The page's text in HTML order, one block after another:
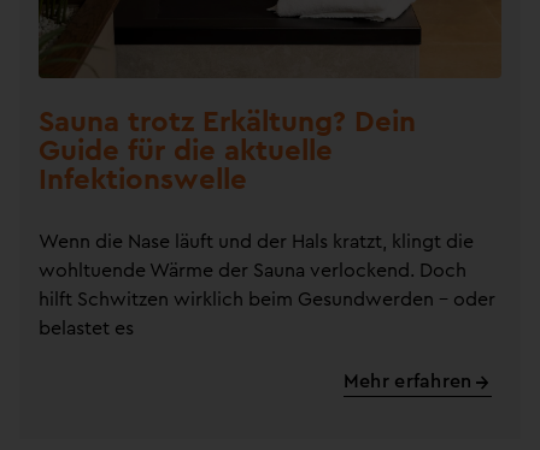
Sauna trotz Erkältung? Dein
Guide für die aktuelle
Infektionswelle
Wenn die Nase läuft und der Hals kratzt, klingt die
wohltuende Wärme der Sauna verlockend. Doch
hilft Schwitzen wirklich beim Gesundwerden – oder
belastet es
Mehr erfahren